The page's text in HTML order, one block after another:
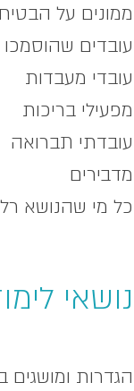
ממונים על
עובדים
עובדי מעבדות
מפעילי בריכות
עובדתי תברואה
מדבירים
כל מי שהנושא
נושאי
הגדרות